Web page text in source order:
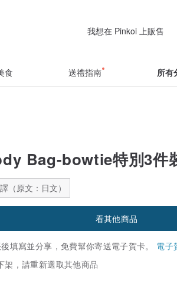
我想在 Pinkoi 上販售
食 送禮指南 所有
Bag-bowtie特別3件
（原文：日文）
看其他商品
填寫並分享，免費幫你寄送電子賀卡。 電子
架，請重新選取其他商品